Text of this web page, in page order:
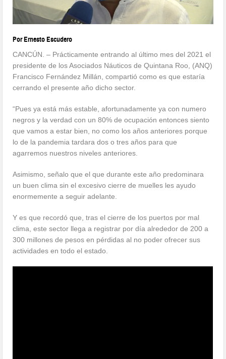
Por Ernesto Escudero
CANCÚN. – Prácticamente entrando al último mes del 2021 el
presidente de los Asociados Náuticos de Quintana Roo, (ANQ)
Francisco Fernández Millán, compartió como es que estaría
cerrando el presente año dicho sector.
“Pues ya está más estable, afortunadamente ya con numero
negros y la verdad con un 80% de ocupación entonces siento
que vamos a estar bien, no como los años anteriores porque
lo de la pandemia tardara dos o tres años para que
agarremos nuestros niveles anteriores.
Asimismo, señalo que el que durante este año predominara
un buen clima sin el excesivo cierre de muelles les ayudo
enormemente a seguir adelante.
Y es que recordó que, tras el cierre de los puertos por mal
clima, este sector llega a registrar por día alrededor de 200 a
300 millones de pesos en pérdidas al no poder ofrecer sus
actividades en todo el estado.